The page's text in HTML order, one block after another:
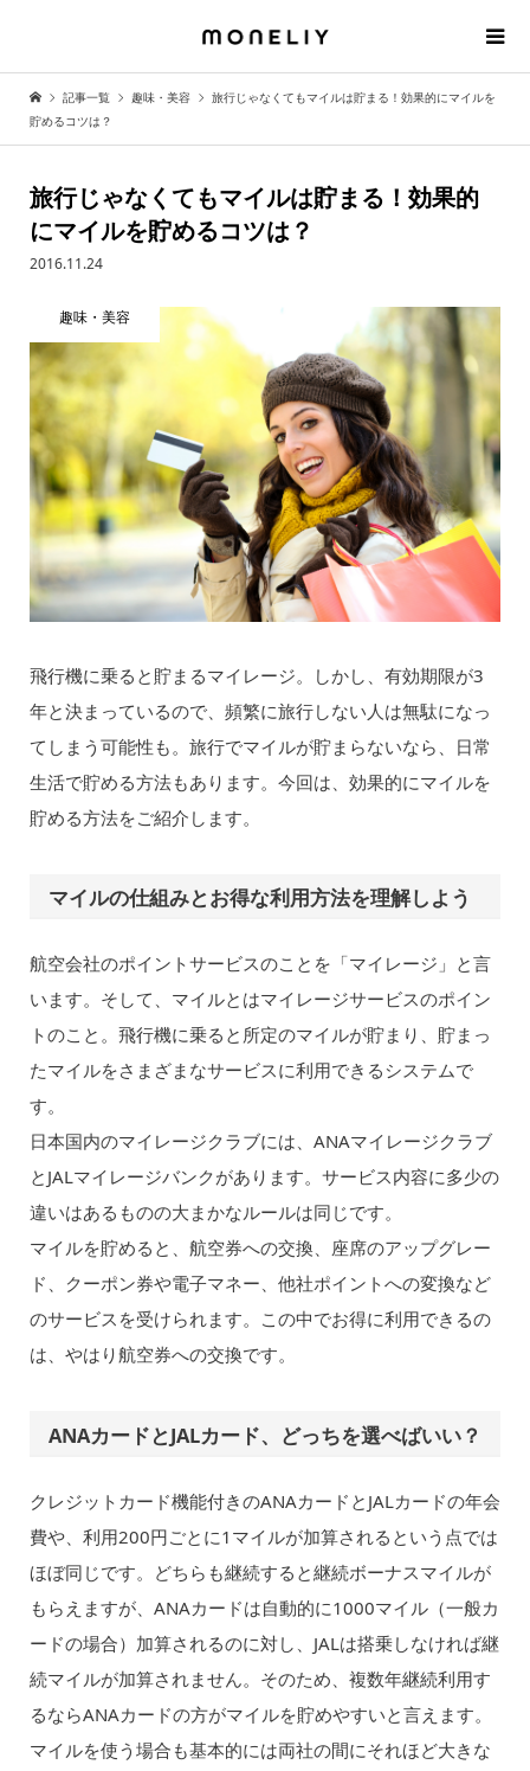
記事一覧 趣味・美容
旅行じゃなくてもマイルは貯まる！効果的にマイルを
貯めるコツは？
旅行じゃなくてもマイルは貯まる！効果的
にマイルを貯めるコツは？
2016.11.24
趣味・美容
飛行機に乗ると貯まるマイレージ。しかし、有効期限が3
年と決まっているので、頻繁に旅行しない人は無駄になっ
てしまう可能性も。旅行でマイルが貯まらないなら、日常
生活で貯める方法もあります。今回は、効果的にマイルを
貯める方法をご紹介します。
マイルの仕組みとお得な利用方法を理解しよう
航空会社のポイントサービスのことを「マイレージ」と言
います。そして、マイルとはマイレージサービスのポイン
トのこと。飛行機に乗ると所定のマイルが貯まり、貯まっ
たマイルをさまざまなサービスに利用できるシステムで
す。
日本国内のマイレージクラブには、ANAマイレージクラブ
とJALマイレージバンクがあります。サービス内容に多少の
違いはあるものの大まかなルールは同じです。
マイルを貯めると、航空券への交換、座席のアップグレー
ド、クーポン券や電子マネー、他社ポイントへの変換など
のサービスを受けられます。この中でお得に利用できるの
は、やはり航空券への交換です。
ANAカードとJALカード、どっちを選べばいい？
クレジットカード機能付きのANAカードとJALカードの年会
費や、利用200円ごとに1マイルが加算されるという点では
ほぼ同じです。どちらも継続すると継続ボーナスマイルが
もらえますが、ANAカードは自動的に1000マイル（一般カ
ードの場合）加算されるのに対し、JALは搭乗しなければ継
続マイルが加算されません。そのため、複数年継続利用す
るならANAカードの方がマイルを貯めやすいと言えます。
マイルを使う場合も基本的には両社の間にそれほど大きな